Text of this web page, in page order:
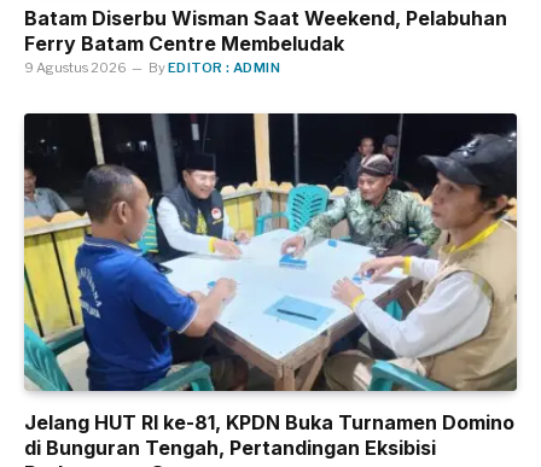
Batam Diserbu Wisman Saat Weekend, Pelabuhan
Ferry Batam Centre Membeludak
9 Agustus 2026 ByEDITOR : ADMIN
Jelang HUT RI ke-81, KPDN Buka Turnamen Domino
di Bunguran Tengah, Pertandingan Eksibisi